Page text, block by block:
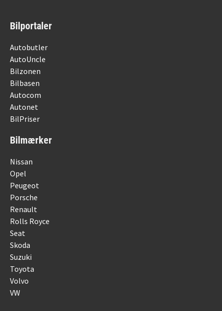
Bilportaler
Autobutler
AutoUncle
Bilzonen
Bilbasen
Autocom
Autonet
BilPriser
Bilmærker
Nissan
Opel
Peugeot
Porsche
Renault
Rolls Royce
Seat
Skoda
Suzuki
Toyota
Volvo
VW